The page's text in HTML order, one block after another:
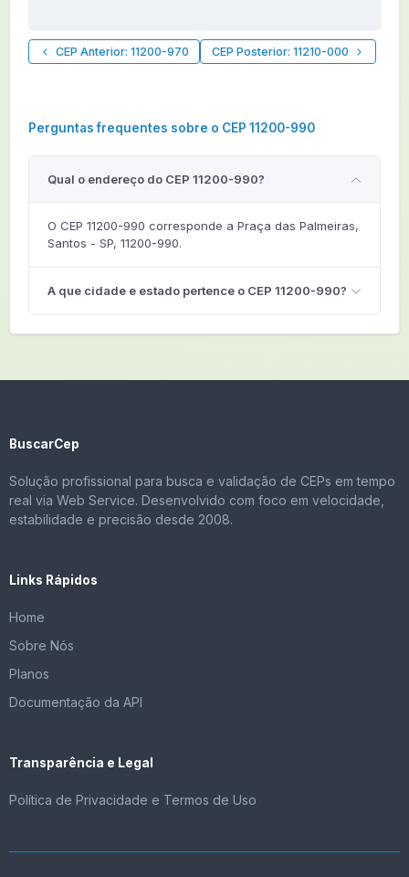
CEP Anterior: 11200-970 CEP Posterior: 11210-000
Perguntas frequentes sobre o CEP 11200-990
Qual o endereço do CEP 11200-990?
O CEP 11200-990 corresponde a Praça das Palmeiras,
Santos - SP, 11200-990.
A que cidade e estado pertence o CEP 11200-990?
BuscarCep
Solução profissional para busca e validação de CEPs em tempo
real via Web Service. Desenvolvido com foco em velocidade,
estabilidade e precisão desde 2008.
Links Rápidos
Home
Sobre Nós
Planos
Documentação da API
Transparência e Legal
Política de Privacidade e Termos de Uso